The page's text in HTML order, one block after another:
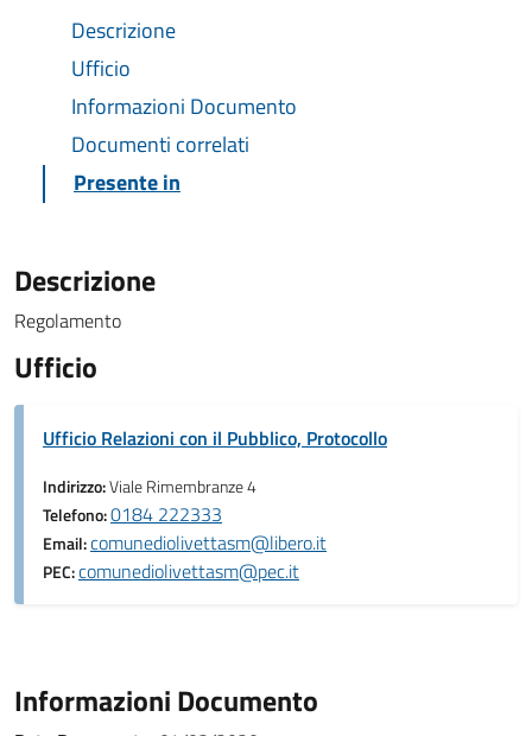
Descrizione
Ufficio
Informazioni Documento
Documenti correlati
Presente in
Descrizione
Regolamento
Ufficio
Ufficio Relazioni con il Pubblico, Protocollo
Indirizzo:Viale Rimembranze 4
Telefono:0184 222333
Email:comunediolivettasm@libero.it
PEC:comunediolivettasm@pec.it
Informazioni Documento